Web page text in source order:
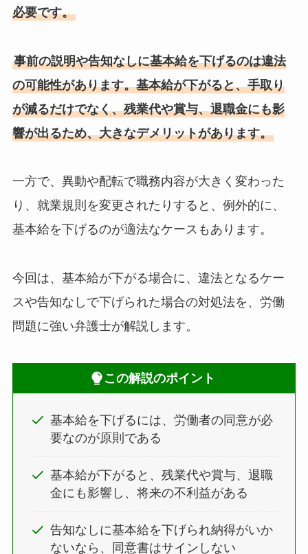
必要です。
事前の説明や告知なしに基本給を下げるのは違法
の可能性があります。基本給が下がると、手取り
が減るだけでなく、残業代や賞与、退職金にも影
響が出るため、大きなデメリットがあります。
一方で、異動や配転で職務内容が大きく変わった
り、就業規則を変更されたりすると、例外的に、
基本給を下げるのが適法なケースもあります。
今回は、基本給が下がる場合に、違法となるケー
スや告知なしで下げられた場合の対処法を、労働
問題に強い弁護士が解説します。
この解説のポイント
基本給を下げるには、労働者の同意が必
要なのが原則である
基本給が下がると、残業代や賞与、退職
金にも影響し、将来の不利益がある
告知なしに基本給を下げられ納得がいか
ないなら、同意書はサインしない